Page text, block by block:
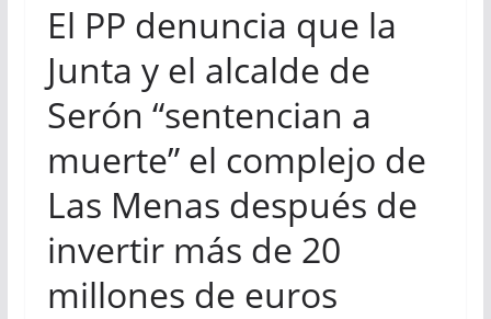
El PP denuncia que la
Junta y el alcalde de
Serón “sentencian a
muerte” el complejo de
Las Menas después de
invertir más de 20
millones de euros